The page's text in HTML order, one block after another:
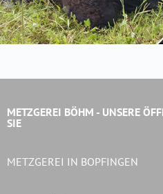
METZGEREI BÖHM - UNSERE
SIE
METZGEREI IN BOPFINGEN